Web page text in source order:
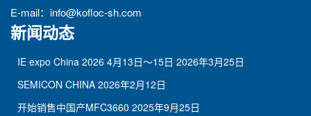
E-mail： info@kofloc-sh.com
新闻动态
IE expo China 2026 4月13日～15日 2026年3月25日
SEMICON CHINA 2026年2月12日
开始销售中国产MFC3660 2025年9月25日